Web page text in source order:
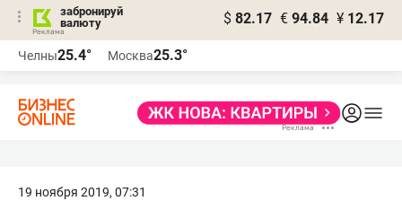
забронируй
валюту
$ 82.17 € 94.84 ¥ 12.17
Челны25.4° Москва25.3°
19 ноября 2019, 07:31